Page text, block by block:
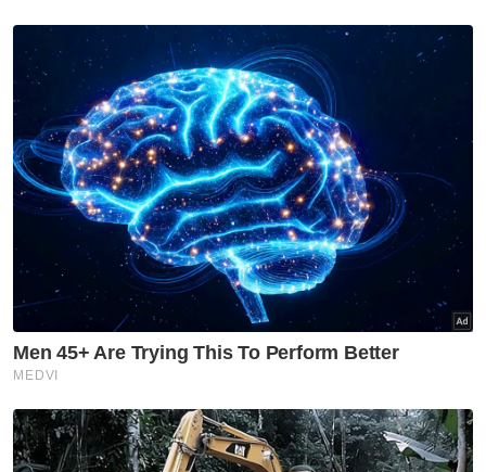
Ujarnya, perancangan perjalanan yang lebih
cekap serta pengurangan perjalanan tidak
perlu dapat membantu memanjangkan
bekalan negara dan mengurangkan tekanan
terhadap perbelanjaan subsidi.
Selain itu katanya, di bawah Budi Madani
mengekalkan harga RON95 bersubsidi pada
RM1.99 seliter bagi lebih 14 juta penerima